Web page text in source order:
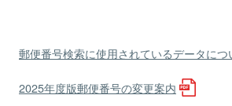
郵便番号検索に使用されているデータにつ
2025年度版郵便番号の変更案内